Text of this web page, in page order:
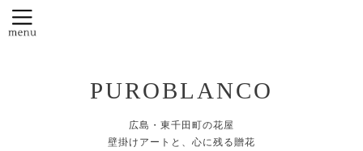
PUROBLANCO
広島・東千田町の花屋
壁掛けアートと、心に残る贈花